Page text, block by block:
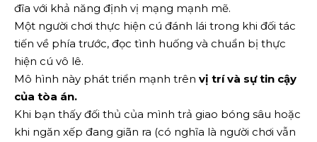
đĩa với khả năng định vị mạng mạnh mẽ.
Một người chơi thực hiện cú đánh lái trong khi đối tác
tiến về phía trước, đọc tình huống và chuẩn bị thực
hiện cú vô lê.
Mô hình này phát triển mạnh trên vị trí và sự tin cậy
của tòa án.
Khi bạn thấy đối thủ của mình trả giao bóng sâu hoặc
khi ngăn xếp đang giãn ra (có nghĩa là người chơi vẫn